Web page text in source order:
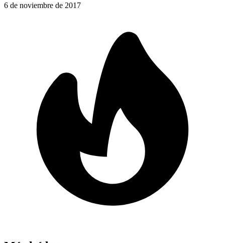
6 de noviembre de 2017